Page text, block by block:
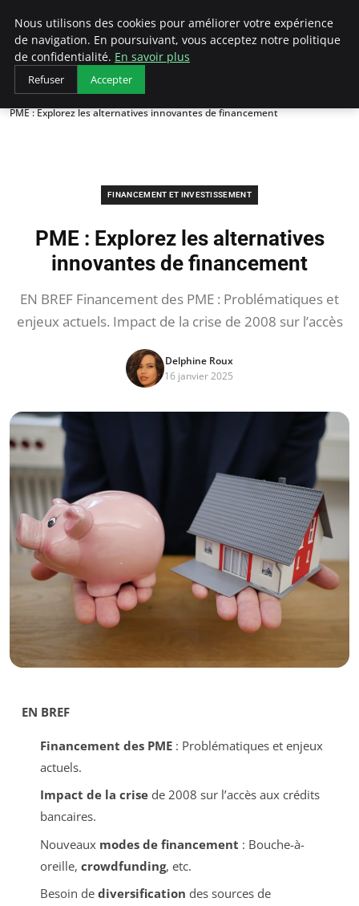
LECFCM
Accueil
Financement et investissement
PME : Explorez les alternatives innovantes de financement
FINANCEMENT ET INVESTISSEMENT
PME : Explorez les alternatives
innovantes de financement
EN BREF Financement des PME : Problématiques et
enjeux actuels. Impact de la crise de 2008 sur l’accès
Delphine Roux
16 janvier 2025
EN BREF
Financement des PME: Problématiques et enjeux
actuels.
Impact de la crisede 2008 sur l’accès aux crédits
bancaires.
Nouveaux modes de financement : Bouche-à-
oreille, crowdfunding, etc.
Besoin de diversification des sources de
Nous utilisons des cookies pour améliorer votre expérience
de navigation. En poursuivant, vous acceptez notre politique
de confidentialité. En savoir plus
Refuser Accepter